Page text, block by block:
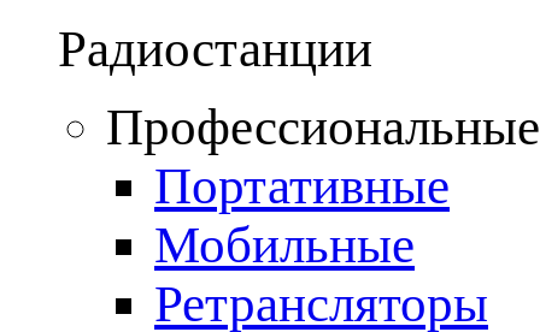
Радиостанции
Портативные
Мобильные
Ретрансляторы